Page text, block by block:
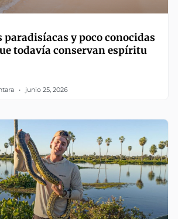
paradisíacas y poco conocidas
todavía conservan espíritu
junio 25, 2026